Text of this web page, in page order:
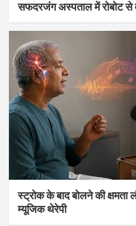
सफदरजंग अस्पताल में रोबोट से
स्ट्रोक के बाद बोलने की क्षमता
म्यूजिक थेरेपी